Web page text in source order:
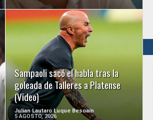
Sampaoli sacó el habla tras la
goleada de Talleres a Platense
(Video)
Julian Lautaro Luque Besoaín
5 AGOSTO, 2026
LEER MÁS